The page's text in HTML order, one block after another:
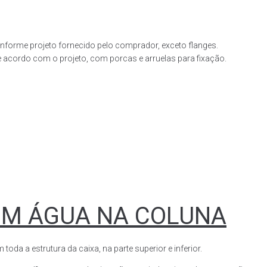
projeto fornecido pelo comprador, exceto flanges.
com o projeto, com porcas e arruelas para fixação.
ÁGUA NA COLUNA
a estrutura da caixa, na parte superior e inferior.